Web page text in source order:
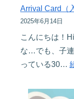
Arrival Card（
2025年6月14日
こんにちは！
な…でも、子
っている30…